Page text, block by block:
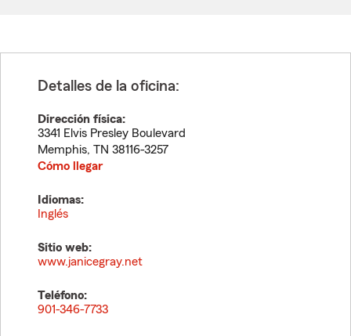
Detalles de la oficina:
Dirección física:
3341 Elvis Presley Boulevard
Memphis, TN 38116-3257
Cómo llegar
Idiomas:
Inglés
Sitio web:
www.janicegray.net
Teléfono:
901-346-7733